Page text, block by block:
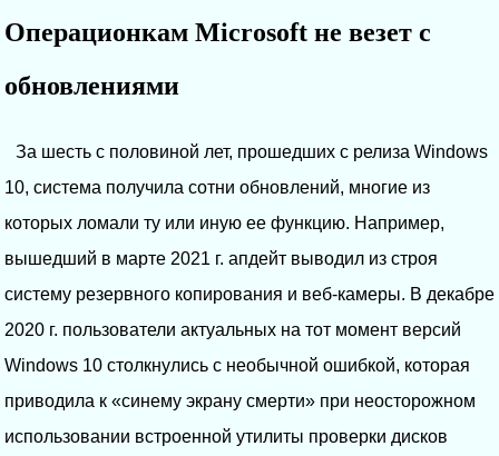
Операционкам Microsoft не везет с
обновлениями
За шесть с половиной лет, прошедших с релиза Windows
10, система получила сотни обновлений, многие из
которых ломали ту или иную ее функцию. Например,
вышедший в марте 2021 г. апдейт выводил из строя
систему резервного копирования и веб-камеры. В декабре
2020 г. пользователи актуальных на тот момент версий
Windows 10 столкнулись с необычной ошибкой, которая
приводила к «синему экрану смерти» при неосторожном
использовании встроенной утилиты проверки дисков